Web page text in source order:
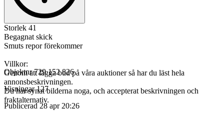
Storlek 41
Begagnat skick
Smuts repor förekommer
Villkor:
Genom att lägga bud på våra auktioner så har du läst hela
annonsbeskrivningen.
Du har synat bilderna noga, och accepterat beskrivningen och
fraktalternativ.
Objektnr 729 152 826
Visningar 127
Publicerad 28 apr 20:26